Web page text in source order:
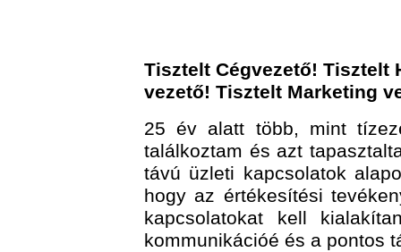
Tisztelt Cégvezető! Tisztelt
vezető! Tisztelt Marketing
25 év alatt több, mint
találkoztam és azt
távú üzleti kapcsolatok
hogy az értékesítési
kapcsolatokat kell
kommunikációé és a pontos